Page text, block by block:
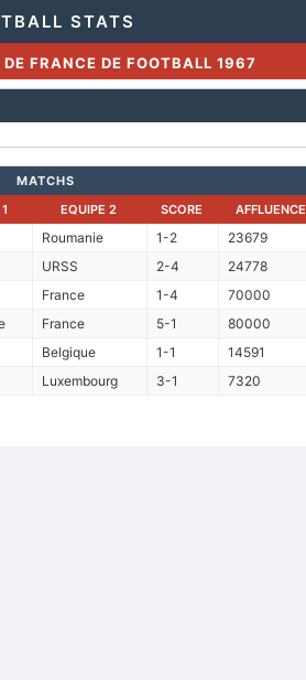
STATS
FRANCE DE FOOTBALL 1967
MATCHS
EQUIPE 2 SCORE AFFLUENCE
Roumanie 1-2 23679
URSS 2-4 24778
France 1-4 70000
France 5-1 80000
Belgique 1-1 14591
Luxembourg 3-1 7320